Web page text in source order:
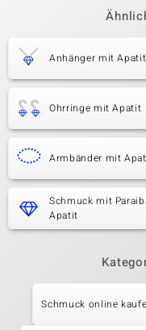
Anhänger mit Apatit
Ohrringe mit Apatit
Armbänder mit
Schmuck mit
Apatit
Schmuck online